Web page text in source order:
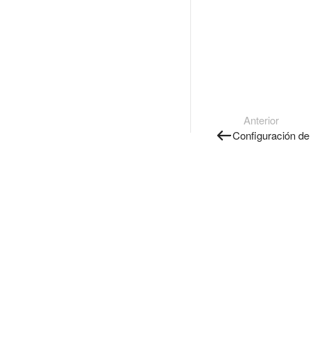
Anterior
Configuración